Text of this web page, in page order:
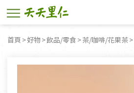
首頁 好物 飲品/零食 茶/咖啡/花果茶